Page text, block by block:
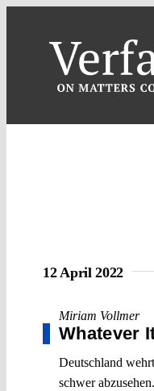
12 April 2022
Miriam Vollmer
Whatever
Deutschland
schwer